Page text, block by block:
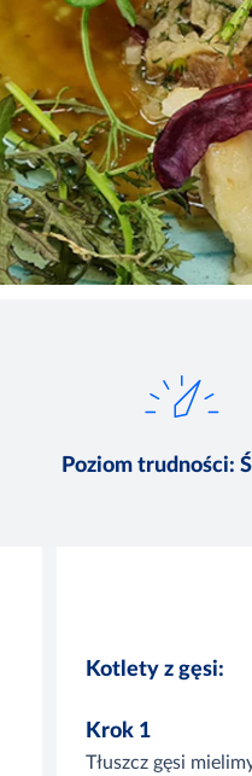
Poziom trudności:
Kotlety z gęsi:
Krok 1
Tłuszcz gęsi